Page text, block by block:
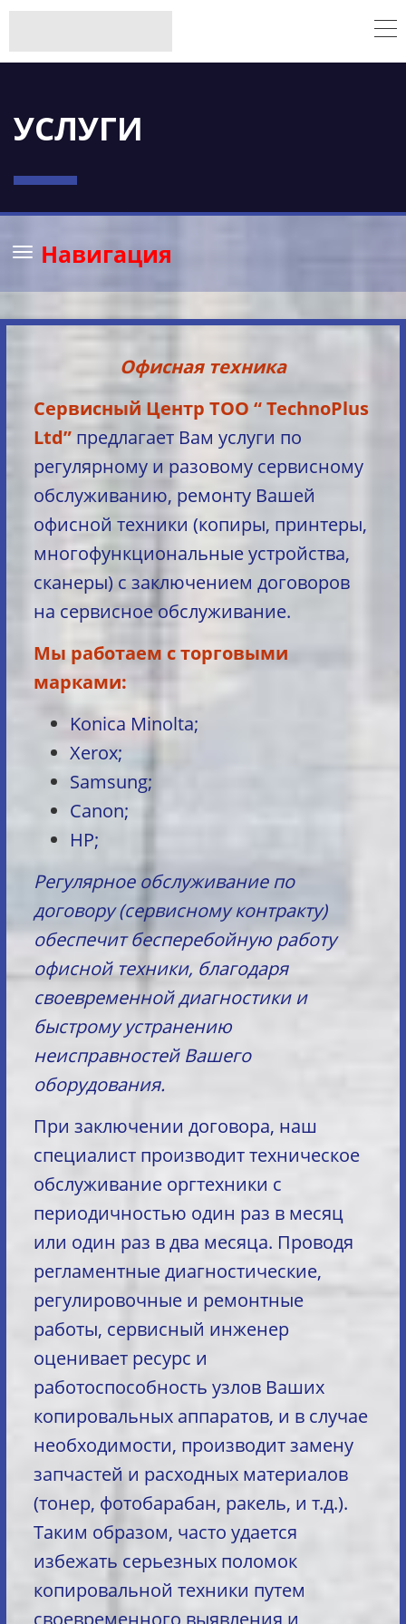
УСЛУГИ
Навигация
Офисная техника
Сервисный Центр TOO “ TechnoPlus
Ltd” предлагает Вам услуги по
регулярному и разовому сервисному
обслуживанию, ремонту Вашей
офисной техники (копиры, принтеры,
многофункциональные устройства,
сканеры) с заключением договоров
на сервисное обслуживание.
Мы работаем с торговыми
марками:
Konica Minolta;
Xerox;
Samsung;
Canon;
HP;
Регулярное обслуживание по
договору (сервисному контракту)
обеспечит бесперебойную работу
офисной техники, благодаря
своевременной диагностики и
быстрому устранению
неисправностей Вашего
оборудования.
При заключении договора, наш
специалист производит техническое
обслуживание оргтехники с
периодичностью один раз в месяц
или один раз в два месяца. Проводя
регламентные диагностические,
регулировочные и ремонтные
работы, сервисный инженер
оценивает ресурс и
работоспособность узлов Ваших
копировальных аппаратов, и в случае
необходимости, производит замену
запчастей и расходных материалов
(тонер, фотобарабан, ракель, и т.д.).
Таким образом, часто удается
избежать серьезных поломок
копировальной техники путем
своевременного выявления и